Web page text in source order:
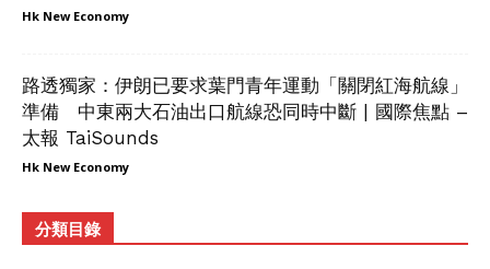
Hk New Economy
路透獨家：伊朗已要求葉門青年運動「關閉紅海航線」
準備 中東兩大石油出口航線恐同時中斷 | 國際焦點 –
太報 TaiSounds
Hk New Economy
分類目錄